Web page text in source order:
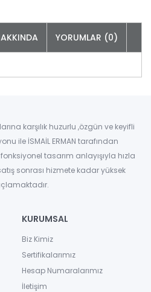
YORUMLAR (0)
karşılık huzurlu ,özgün ve keyifli
ile İSMAİL ERMAN tarafından
tasarım anlayışıyla hızla
sonrası hizmete kadar yüksek
KURUMSAL
Biz Kimiz
Sertifikalarımız
Hesap Numaralarımız
İletişim